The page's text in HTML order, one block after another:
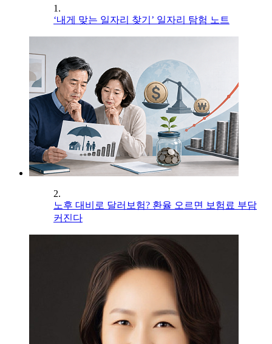
1.
‘내게 맞는 일자리 찾기’ 일자리 탐험 노트
2.
노후 대비로 달러보험? 환율 오르면 보험료 부담
커진다